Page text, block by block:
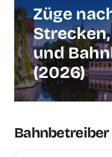
Züge
und
(2026)
Bahnbetreiber